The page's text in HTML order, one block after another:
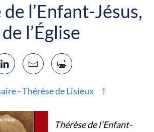
l’Enfant-Jésus,
l’Église
- Thérèse de Lisieux
Thérèse de l’Enfant-